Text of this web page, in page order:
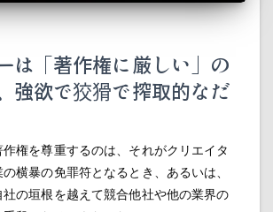
は「著作権に厳しい」の
強欲で狡猾で搾取的なだ
権を尊重するのは、それがクリエイタ
横暴の免罪符となるとき、あるいは、
の垣根を越えて競合他社や他の業界の